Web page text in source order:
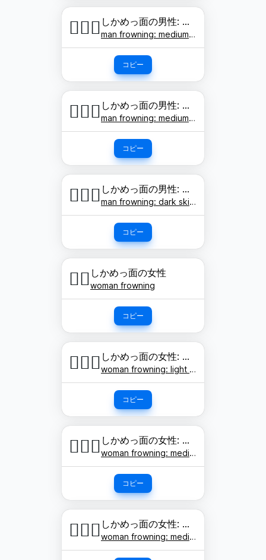
🙍🏽‍♂️ しかめっ面の男性: 肌色
man frowning: medium skin tone
コピー
🙍🏾‍♂️ しかめっ面の男性: やや濃い肌色
man frowning: medium-dark skin tone
コピー
🙍🏿‍♂️ しかめっ面の男性: 濃い肌色
man frowning: dark skin tone
コピー
🙍‍♀️ しかめっ面の女性
woman frowning
コピー
🙍🏻‍♀️ しかめっ面の女性: 明るい肌色
woman frowning: light skin tone
コピー
🙍🏼‍♀️ しかめっ面の女性: やや明るい肌色
woman frowning: medium-light skin tone
コピー
🙍🏽‍♀️ しかめっ面の女性: 肌色
woman frowning: medium skin tone